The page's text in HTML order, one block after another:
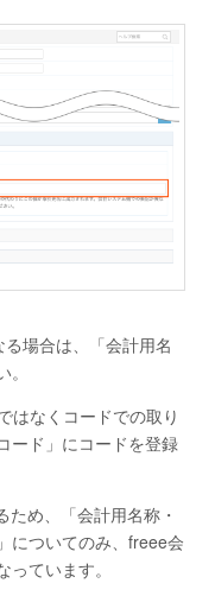
場合は、「会計用名
はなくコードでの取り
ード」にコードを登録
ため、「会計用名称・
についてのみ、freee会
ています。